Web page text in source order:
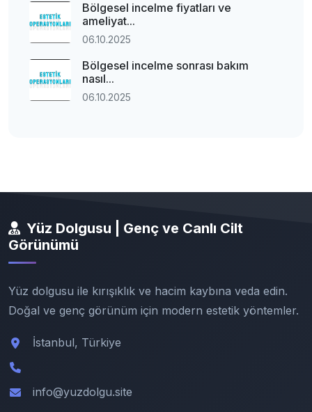
Bölgesel incelme fiyatları ve
ameliyat...
06.10.2025
Bölgesel incelme sonrası bakım
nasıl...
06.10.2025
Yüz Dolgusu | Genç ve Canlı Cilt
Görünümü
Yüz dolgusu ile kırışıklık ve hacim kaybına veda edin.
Doğal ve genç görünüm için modern estetik yöntemler.
İstanbul, Türkiye
info@yuzdolgu.site